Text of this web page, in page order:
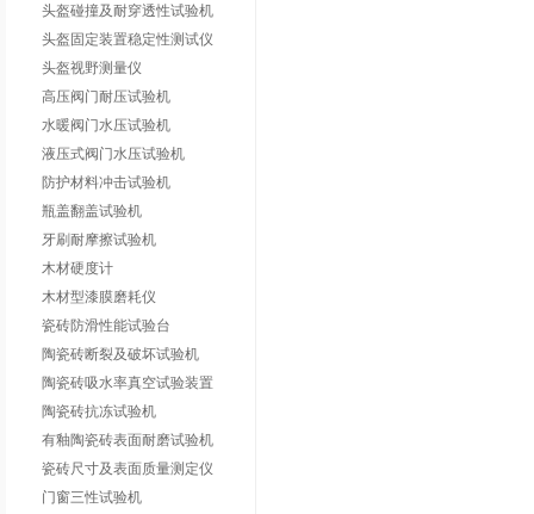
头盔碰撞及耐穿透性试验机
头盔固定装置稳定性测试仪
头盔视野测量仪
高压阀门耐压试验机
水暖阀门水压试验机
液压式阀门水压试验机
防护材料冲击试验机
瓶盖翻盖试验机
牙刷耐摩擦试验机
木材硬度计
木材型漆膜磨耗仪
瓷砖防滑性能试验台
陶瓷砖断裂及破坏试验机
陶瓷砖吸水率真空试验装置
陶瓷砖抗冻试验机
有釉陶瓷砖表面耐磨试验机
瓷砖尺寸及表面质量测定仪
门窗三性试验机